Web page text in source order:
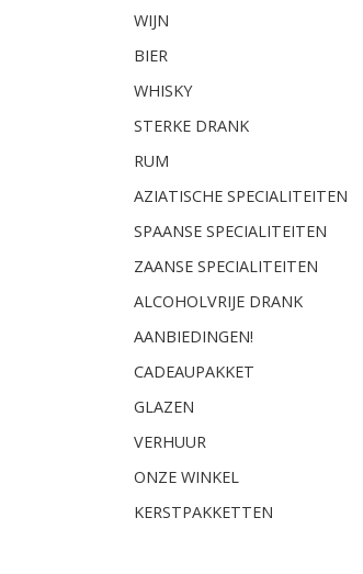
WIJN
BIER
WHISKY
STERKE DRANK
RUM
AZIATISCHE SPECIALITEITEN
SPAANSE SPECIALITEITEN
ZAANSE SPECIALITEITEN
ALCOHOLVRIJE DRANK
AANBIEDINGEN!
CADEAUPAKKET
GLAZEN
VERHUUR
ONZE WINKEL
KERSTPAKKETTEN